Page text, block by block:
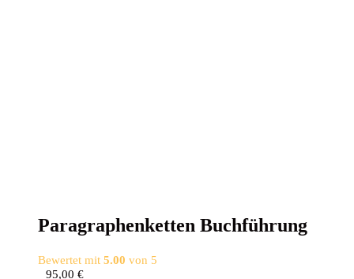
Para­gra­phen­ket­ten Buchführung
Bewertet mit 5.00 von 5
95,00 €